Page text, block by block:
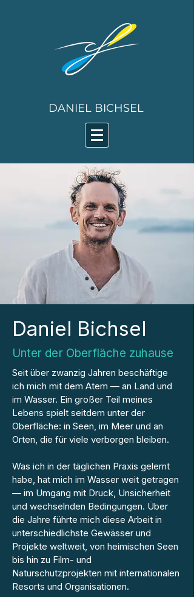
DANIEL BICHSEL
Daniel Bichsel
Unter der Oberfläche zuhause
Seit über zwanzig Jahren beschäftige
ich mich mit dem Atem — an Land und
im Wasser. Ein großer Teil meines
Lebens spielt seitdem unter der
Oberfläche: in Seen, im Meer und an
Orten, die für viele verborgen bleiben.
Was ich in der täglichen Praxis gelernt
habe, hat mich im Wasser weit getragen
— im Umgang mit Druck, Unsicherheit
und wechselnden Bedingungen. Über
die Jahre führte mich diese Arbeit in
unterschiedlichste Gewässer und
Projekte weltweit, von heimischen Seen
bis hin zu Film- und
Naturschutzprojekten mit internationalen
Resorts und Organisationen.